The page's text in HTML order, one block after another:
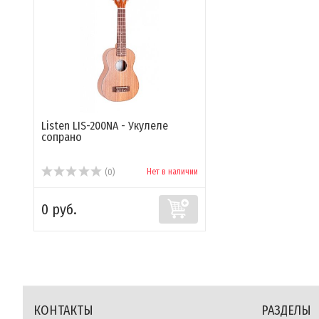
Listen LIS-200NA - Укулеле
сопрано
(0) Нет в наличии
0 руб.
КОНТАКТЫ РАЗДЕЛЫ